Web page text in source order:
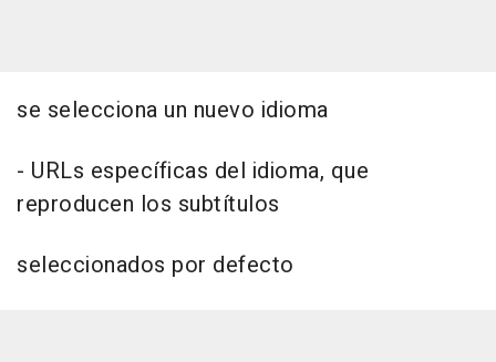
se selecciona un nuevo idioma
- URLs específicas del idioma, que
reproducen los subtítulos
seleccionados por defecto